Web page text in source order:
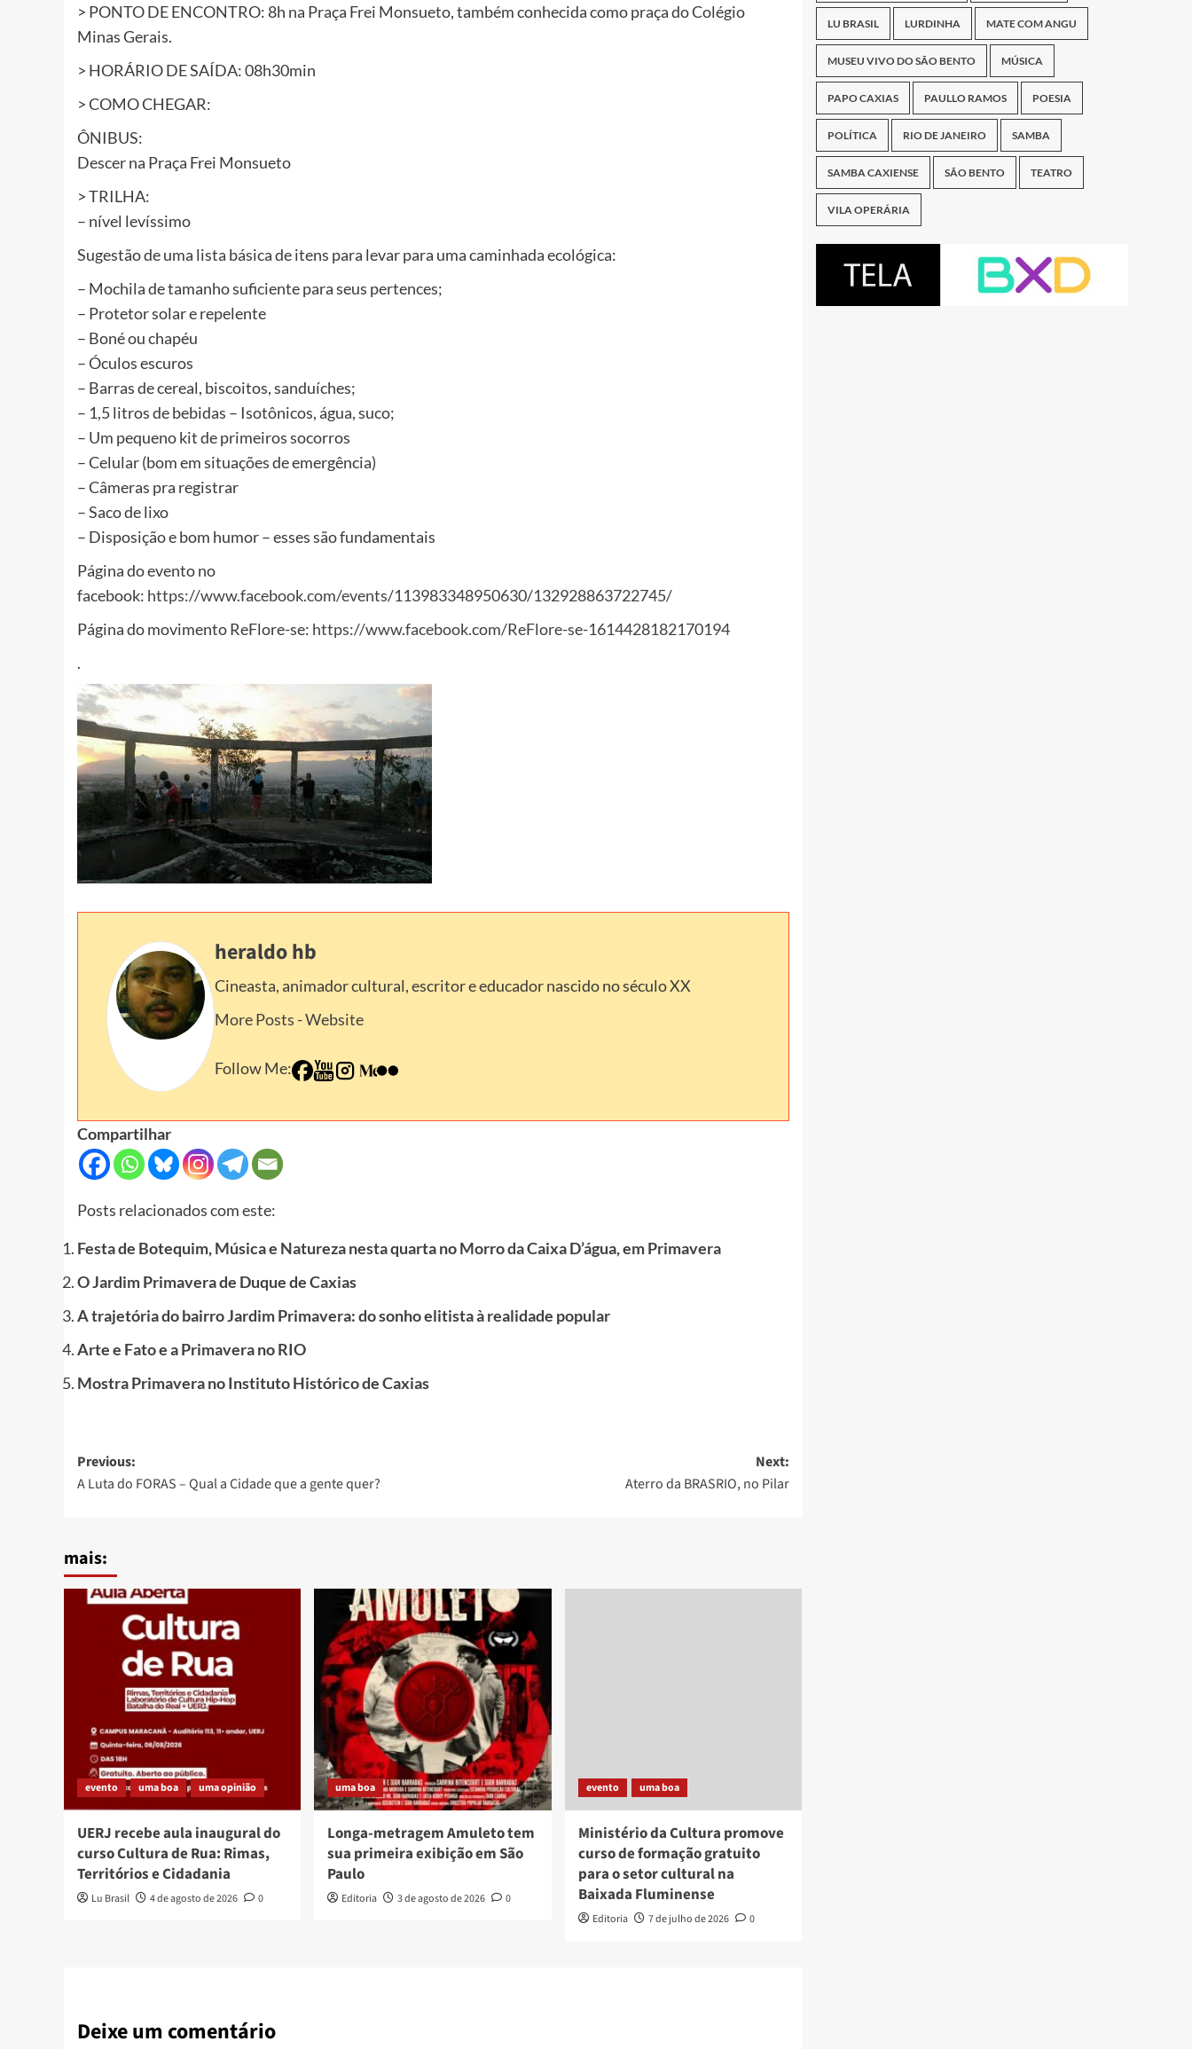
> PONTO DE ENCONTRO: 8h na Praça Frei Monsueto, também conhecida como praça do Colégio
Minas Gerais.
> HORÁRIO DE SAÍDA: 08h30min
> COMO CHEGAR:
ÔNIBUS:
Descer na Praça Frei Monsueto
> TRILHA:
– nível levíssimo
Sugestão de uma lista básica de itens para levar para uma caminhada ecológica:
– Mochila de tamanho suficiente para seus pertences;
– Protetor solar e repelente
– Boné ou chapéu
– Óculos escuros
– Barras de cereal, biscoitos, sanduíches;
– 1,5 litros de bebidas – Isotônicos, água, suco;
– Um pequeno kit de primeiros socorros
– Celular (bom em situações de emergência)
– Câmeras pra registrar
– Saco de lixo
– Disposição e bom humor – esses são fundamentais
Página do evento no
facebook: https://www.facebook.com/events/113983348950630/132928863722745/
Página do movimento ReFlore-se: https://www.facebook.com/ReFlore-se-1614428182170194
.
heraldo hb
Cineasta, animador cultural, escritor e educador nascido no século XX
More Posts -Website
Follow Me:
Compartilhar
Posts relacionados com este:
Festa de Botequim, Música e Natureza nesta quarta no Morro da Caixa D’água, em Primavera
O Jardim Primavera de Duque de Caxias
A trajetória do bairro Jardim Primavera: do sonho elitista à realidade popular
Arte e Fato e a Primavera no RIO
Mostra Primavera no Instituto Histórico de Caxias
Post
navigation
Previous:
A Luta do FORAS – Qual a Cidade que a gente quer?
Next:
Aterro da BRASRIO, no Pilar
mais:
evento uma boa uma opinião
UERJ recebe aula inaugural do
curso Cultura de Rua: Rimas,
Territórios e Cidadania
Lu Brasil 4 de agosto de 2026 0
uma boa
Longa-metragem Amuleto tem
sua primeira exibição em São
Paulo
Editoria 3 de agosto de 2026 0
evento uma boa
Ministério da Cultura promove
curso de formação gratuito
para o setor cultural na
Baixada Fluminense
Editoria 7 de julho de 2026 0
Deixe um comentário
LU BRASIL LURDINHA MATE COM ANGU
MUSEU VIVO DO SÃO BENTO MÚSICA
PAPO CAXIAS PAULLO RAMOS POESIA
POLÍTICA RIO DE JANEIRO SAMBA
SAMBA CAXIENSE SÃO BENTO TEATRO
VILA OPERÁRIA